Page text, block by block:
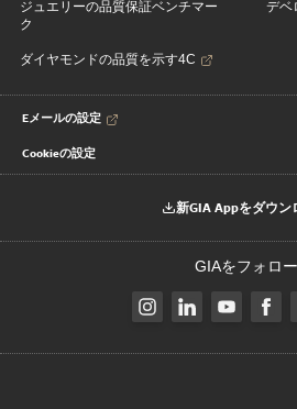
ジュエリーの品質保証ベンチマー
ク
ダイヤモンドの品質を示す4C
デベ
Eメールの設定
Cookieの設定
新GIA Appをダウン
GIAをフォロー